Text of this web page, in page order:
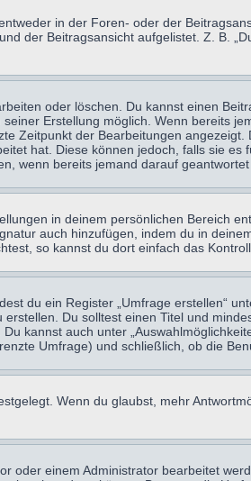
in der Foren- oder der
der Beitragsansicht aufgelistet. Z. B.
oder löschen. Du kannst einen
Erstellung möglich. Wenn bereits
Zeitpunkt der Bearbeitungen
hat. Diese können jedoch, falls sie
wenn bereits jemand darauf geantwortet
in deinem persönlichen Bereich
auch hinzufügen, indem du in
so kannst du dort einfach das
du ein Register „Umfrage erstellen“
Du solltest einen Titel und
kannst auch unter
Umfrage) und schließlich, ob die
Wenn du glaubst, mehr
oder einem Administrator bearbeitet